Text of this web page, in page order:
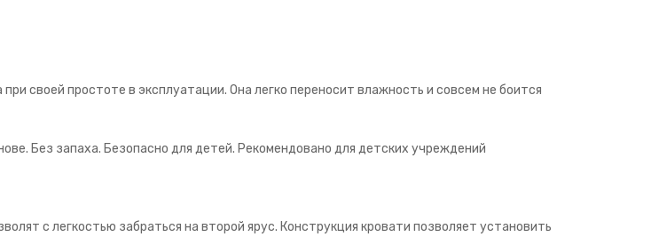
своей простоте в эксплуатации. Она легко переносит влажность и совсем не боится
Без запаха. Безопасно для детей. Рекомендовано для детских учреждений
с легкостью забраться на второй ярус. Конструкция кровати позволяет установить